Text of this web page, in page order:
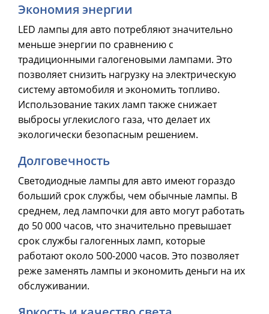
Экономия энергии
LED лампы для авто потребляют значительно
меньше энергии по сравнению с
традиционными галогеновыми лампами. Это
позволяет снизить нагрузку на электрическую
систему автомобиля и экономить топливо.
Использование таких ламп также снижает
выбросы углекислого газа, что делает их
экологически безопасным решением.
Долговечность
Светодиодные лампы для авто имеют гораздо
больший срок службы, чем обычные лампы. В
среднем, лед лампочки для авто могут работать
до 50 000 часов, что значительно превышает
срок службы галогенных ламп, которые
работают около 500-2000 часов. Это позволяет
реже заменять лампы и экономить деньги на их
обслуживании.